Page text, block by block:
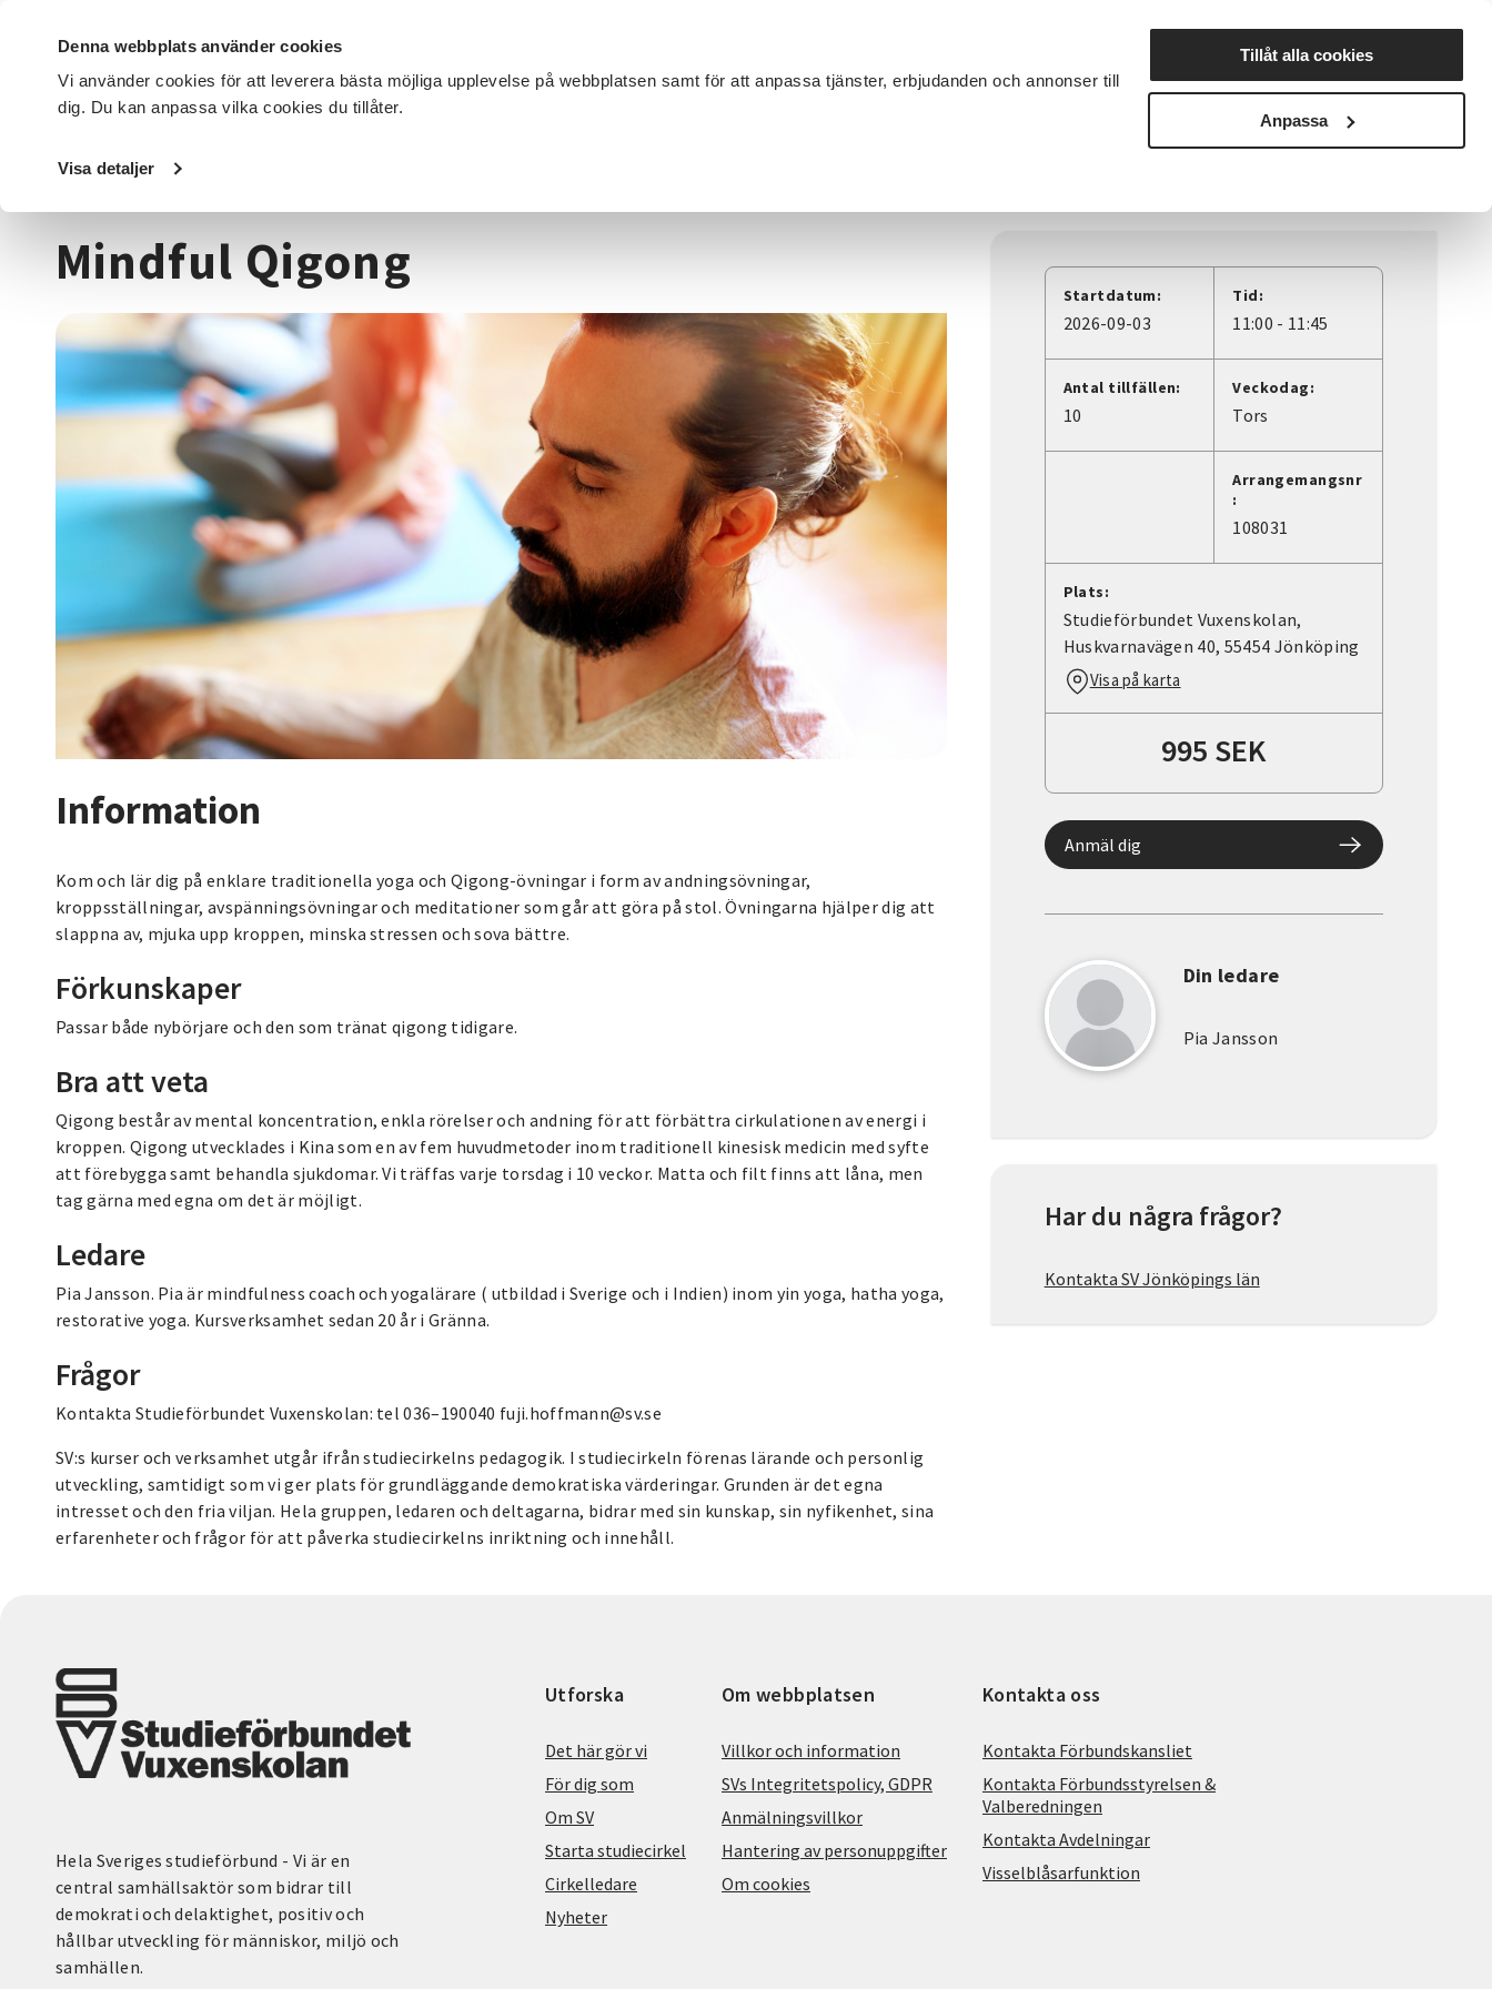
Denna webbplats använder cookies
Vi använder cookies för att leverera bästa möjliga upplevelse på webbplatsen samt för att anpassa tjänster, erbjudanden och annonser till
dig. Du kan anpassa vilka cookies du tillåter.
Visa detaljer
Tillåt alla cookies
Anpassa
DET HÄR GÖR VI FÖR DIG SOM SÖK KURSER OCH EVENEMANG Nyheter Avdelningar
Startsida / Kurser och evenemang
Mindful Qigong
Information
Kom och lär dig på enklare traditionella yoga och Qigong-övningar i form av andningsövningar,
kroppsställningar, avspänningsövningar och meditationer som går att göra på stol. Övningarna hjälper dig att
slappna av, mjuka upp kroppen, minska stressen och sova bättre.
Förkunskaper
Passar både nybörjare och den som tränat qigong tidigare.
Bra att veta
Qigong består av mental koncentration, enkla rörelser och andning för att förbättra cirkulationen av energi i
kroppen. Qigong utvecklades i Kina som en av fem huvudmetoder inom traditionell kinesisk medicin med syfte
att förebygga samt behandla sjukdomar. Vi träffas varje torsdag i 10 veckor. Matta och filt finns att låna, men
tag gärna med egna om det är möjligt.
Ledare
Pia Jansson. Pia är mindfulness coach och yogalärare ( utbildad i Sverige och i Indien) inom yin yoga, hatha yoga,
restorative yoga. Kursverksamhet sedan 20 år i Gränna.
Frågor
Kontakta Studieförbundet Vuxenskolan: tel 036–190040 fuji.hoffmann@sv.se
SV:s kurser och verksamhet utgår ifrån studiecirkelns pedagogik. I studiecirkeln förenas lärande och personlig
utveckling, samtidigt som vi ger plats för grundläggande demokratiska värderingar. Grunden är det egna
intresset och den fria viljan. Hela gruppen, ledaren och deltagarna, bidrar med sin kunskap, sin nyfikenhet, sina
erfarenheter och frågor för att påverka studiecirkelns inriktning och innehåll.
Startdatum:
2026-09-03
Tid:
11:00 - 11:45
Antal tillfällen:
10
Veckodag:
Tors
Arrangemangsnr
:
108031
Plats:
Studieförbundet Vuxenskolan,
Huskvarnavägen 40, 55454 Jönköping
Visa på karta
995 SEK
Anmäl dig
Din ledare
Pia Jansson
Har du några frågor?
Kontakta SV Jönköpings län
Hela Sveriges studieförbund - Vi är en
central samhällsaktör som bidrar till
demokrati och delaktighet, positiv och
hållbar utveckling för människor, miljö och
samhällen.
Utforska
Det här gör vi
För dig som
Om SV
Starta studiecirkel
Cirkelledare
Nyheter
Om webbplatsen
Villkor och information
SVs Integritetspolicy, GDPR
Anmälningsvillkor
Hantering av personuppgifter
Om cookies
Kontakta oss
Kontakta Förbundskansliet
Kontakta Förbundsstyrelsen &
Valberedningen
Kontakta Avdelningar
Visselblåsarfunktion